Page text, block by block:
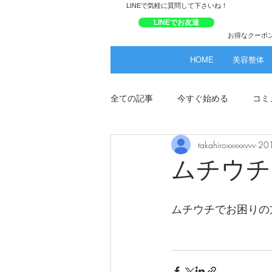
​LINEで気軽に質問して下さいね！
LINEでお友達
お得なクーポ
HOME 美容整体
全ての記事 今すぐ始める コ
ムチウチ
takahiroxxxxxvvv
ムチウチでお困り